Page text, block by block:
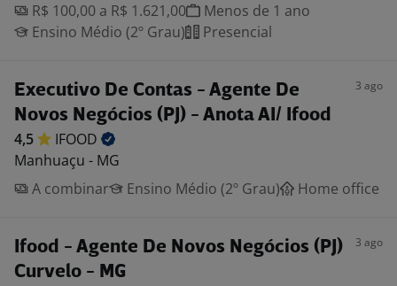
R$ 100,00 a R$ 1.621,00
Menos de 1 ano
Ensino Médio (2º Grau)
Presencial
Executivo De Contas - Agente De
Novos Negócios (PJ) - Anota AI/ Ifood
3 ago
4,5
IFOOD
Manhuaçu - MG
A combinar
Ensino Médio (2º Grau) Home office
Ifood - Agente De Novos Negócios (PJ)
Curvelo - MG
3 ago